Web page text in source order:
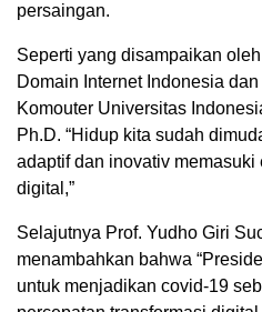
persaingan.
Seperti yang disampaikan
Domain Internet Indonesia
Komouter Universitas
Ph.D. “Hidup kita sudah
adaptif dan inovativ memasuki
digital,”
Selajutnya Prof. Yudho Giri
menambahkan bahwa
untuk menjadikan covid-19